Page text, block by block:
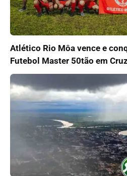
Atlético Rio Môa vence e
Futebol Master 50tão em